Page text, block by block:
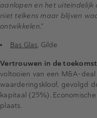
aanlopen en het
niet telkens maar blijven
ontwikkelen.”
Bas Glas, Gilde
Vertrouwen in de toekomst
voltooien van een M&A-
waarderingskloof, gevolgd
kapitaal (25%).
plaats.